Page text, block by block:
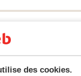
des cookies.
fidèlement leur